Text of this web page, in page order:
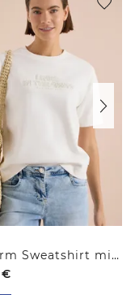
Kurzarm Sweatshirt mit Embroidery
€